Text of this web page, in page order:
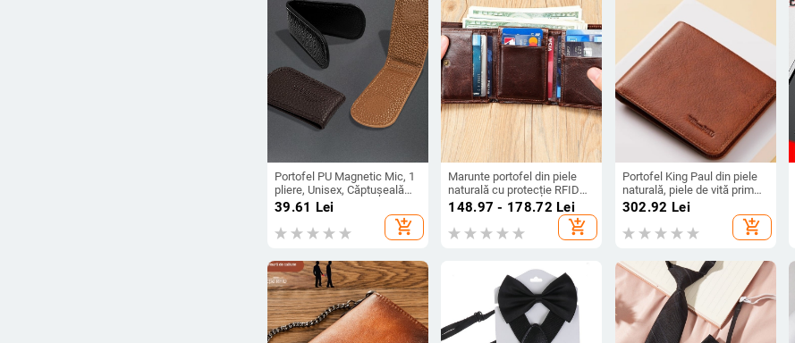
Portofel PU Magnetic Mic, 1
pliere, Unisex, Căptușeală
PU
39.61 Lei
add_shopping_cart
Marunte portofel din piele
naturală cu protecție RFID
(design bi-fold; clips pentru
compartimente pentru
148.97 - 178.72 Lei
add_shopping_cart
Portofel King Paul din piele
naturală, piele de vită prim
strat, protecție RFID, stil
302.92 Lei
add_shopping_cart